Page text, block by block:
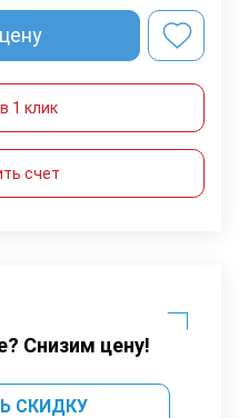
1 клик
счет
Снизим цену!
СКИДКУ